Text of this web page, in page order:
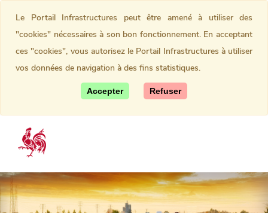
Le Portail Infrastructures peut être amené à utiliser des
"cookies" nécessaires à son bon fonctionnement. En acceptant
ces "cookies", vous autorisez le Portail Infrastructures à utiliser
vos données de navigation à des fins statistiques.
Accepter Refuser